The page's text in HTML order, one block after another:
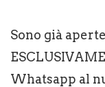
Sono già
Whatsapp al